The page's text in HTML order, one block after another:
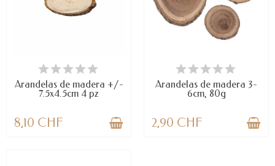
LAST ITEMS IN STOCK
Arandelas de madera +/-
7.5x4.5cm 4 pz
8,10 CHF
DISPONIBLE
Arandelas de madera 3-
6cm, 80g
2,90 CHF